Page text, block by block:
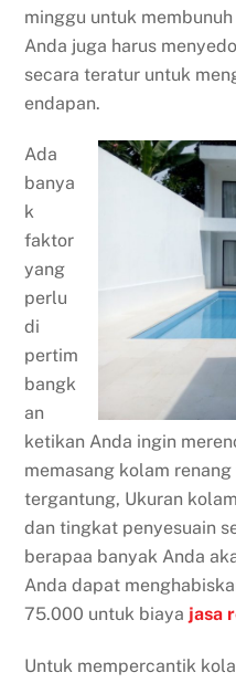
minggu untuk
Anda juga harus
secara teratur untuk
endapan.
Ada
banya
k
faktor
yang
perlu
di
pertim
bangk
an
ketikan Anda ingin
memasang kolam
tergantung, Ukuran
dan tingkat penyesuain
berapaa banyak Anda
Anda dapat
75.000 untuk biaya jasa
Untuk mempercantik